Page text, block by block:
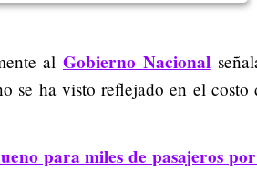
al Gobierno Nacional
se ha visto reflejado en el costo
para miles de pasajeros